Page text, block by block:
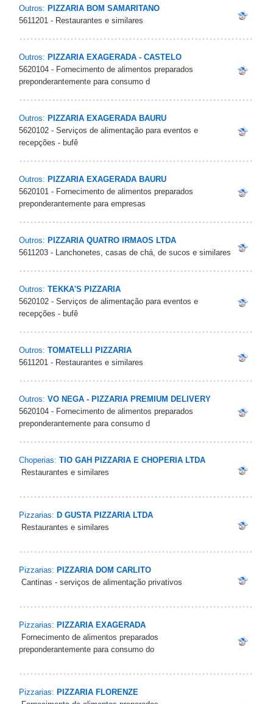
Outros: PIZZARIA BOM SAMARITANO
5611201 - Restaurantes e similares
Outros: PIZZARIA EXAGERADA - CASTELO
5620104 - Fornecimento de alimentos preparados
preponderantemente para consumo d
Outros: PIZZARIA EXAGERADA BAURU
5620102 - Serviços de alimentação para eventos e
recepções - bufê
Outros: PIZZARIA EXAGERADA BAURU
5620101 - Fornecimento de alimentos preparados
preponderantemente para empresas
Outros: PIZZARIA QUATRO IRMAOS LTDA
5611203 - Lanchonetes, casas de chá, de sucos e similares
Outros: TEKKA'S PIZZARIA
5620102 - Serviços de alimentação para eventos e
recepções - bufê
Outros: TOMATELLI PIZZARIA
5611201 - Restaurantes e similares
Outros: VO NEGA - PIZZARIA PREMIUM DELIVERY
5620104 - Fornecimento de alimentos preparados
preponderantemente para consumo d
Choperias: TIO GAH PIZZARIA E CHOPERIA LTDA
Restaurantes e similares
Pizzarias: D GUSTA PIZZARIA LTDA
Restaurantes e similares
Pizzarias: PIZZARIA DOM CARLITO
Cantinas - serviços de alimentação privativos
Pizzarias: PIZZARIA EXAGERADA
Fornecimento de alimentos preparados
preponderantemente para consumo do
Pizzarias: PIZZARIA FLORENZE